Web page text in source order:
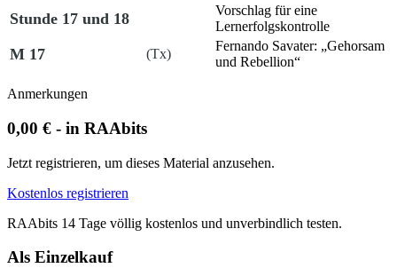
Stunde 17 und 18
Vorschlag für eine
Lernerfolgskontrolle
M 17 (Tx)
Fernando Savater: „Gehorsam
und Rebellion“
Anmerkungen
0,00 € - in RAAbits
Jetzt registrieren, um dieses Material anzusehen.
Kostenlos registrieren
RAAbits 14 Tage völlig kostenlos und unverbindlich testen.
Als Einzelkauf